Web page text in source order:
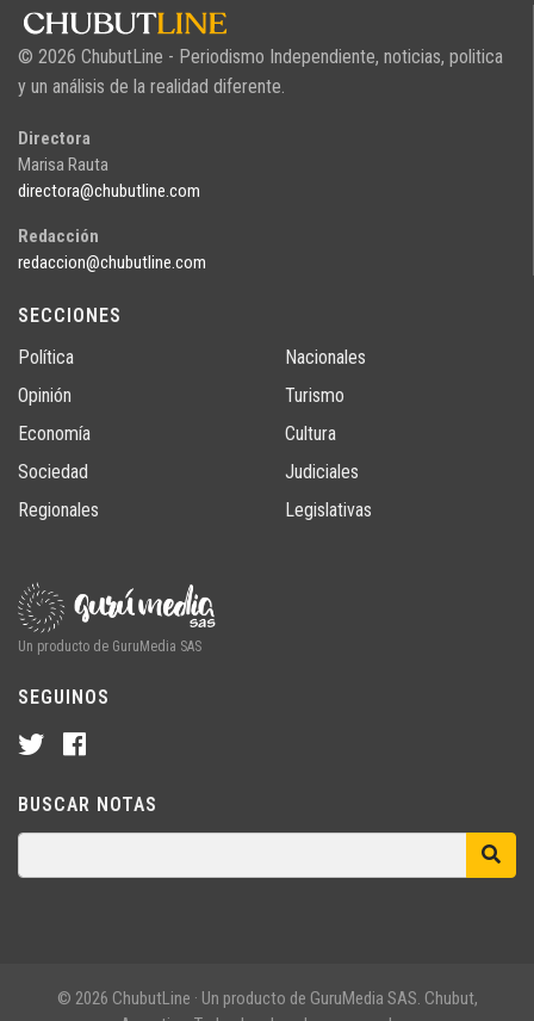
© 2026 ChubutLine - Periodismo Independiente, noticias, politica
y un análisis de la realidad diferente.
Directora
Marisa Rauta
directora@chubutline.com
Redacción
redaccion@chubutline.com
SECCIONES
Política
Opinión
Economía
Sociedad
Regionales
Nacionales
Turismo
Cultura
Judiciales
Legislativas
Un producto de GuruMedia SAS
SEGUINOS
BUSCAR NOTAS
© 2026 ChubutLine · Un producto de GuruMedia SAS. Chubut,